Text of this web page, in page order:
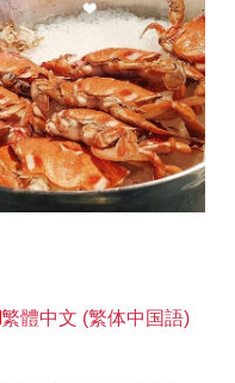
繁體中文 (繁体中国語)